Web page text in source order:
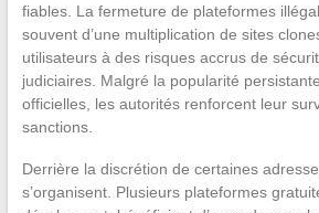
fiables. La fermeture de plateformes
souvent d’une multiplication de sites
utilisateurs à des risques accrus de
judiciaires. Malgré la popularité
officielles, les autorités renforcent leur
sanctions.
Derrière la discrétion de certaines
s’organisent. Plusieurs plateformes